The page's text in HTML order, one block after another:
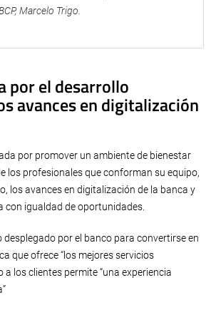
Marcelo Trigo.
por el desarrollo
avances en digitalización
por promover un ambiente de bienestar
los profesionales que conforman su equipo,
los avances en digitalización de la banca y
con igualdad de oportunidades.
por el banco para convertirse en
que ofrece “los mejores servicios
a los clientes permite “una experiencia